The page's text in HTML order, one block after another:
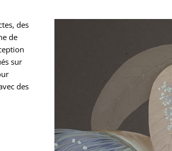
des
de
sur
des